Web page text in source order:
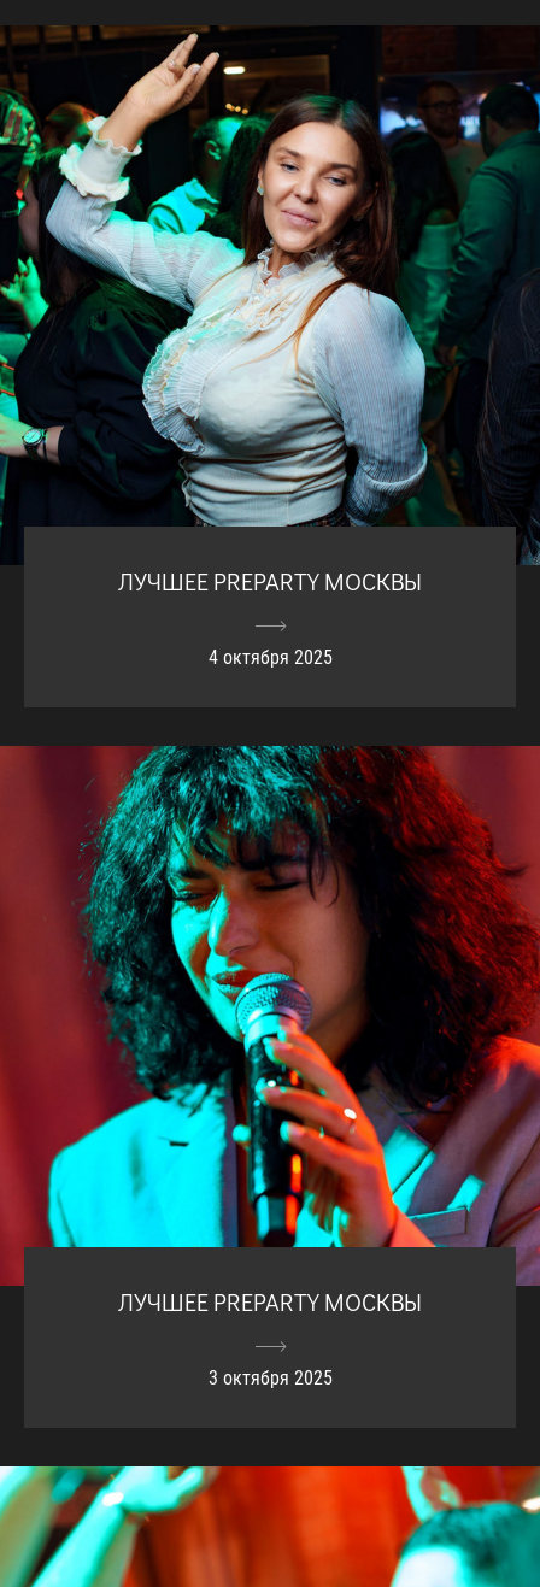
ЛУЧШЕЕ PREPARTY МОСКВЫ
4 октября 2025
ЛУЧШЕЕ PREPARTY МОСКВЫ
3 октября 2025